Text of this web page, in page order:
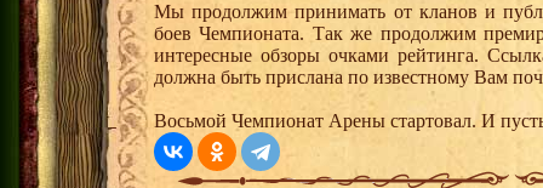
Мы продолжим принимать от кланов и
боев Чемпионата. Так же продолжим
интересные обзоры очками рейтинга.
должна быть прислана по известному Вам
Восьмой Чемпионат Арены стартовал. И